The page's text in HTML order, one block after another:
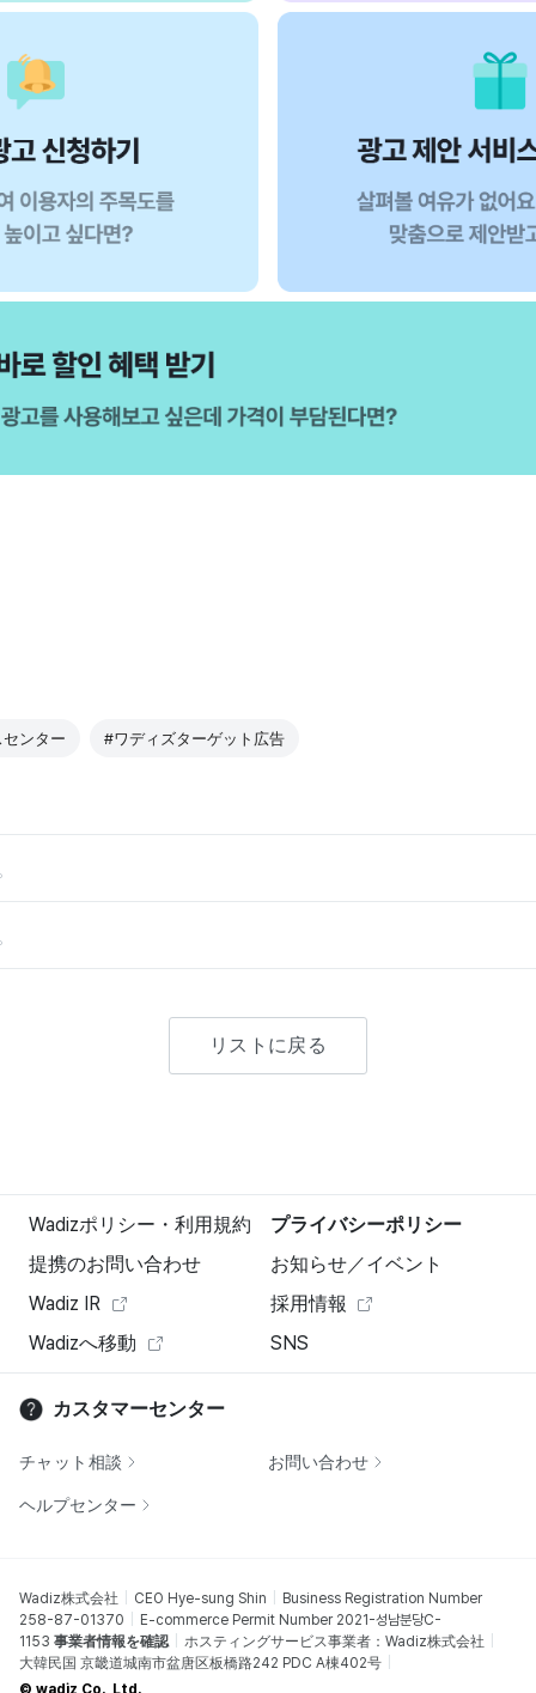
ンター #ワディズターゲット広告
リストに戻る
Wadizポリシー・利用規約
プライバシーポリシー
提携のお問い合わせ
お知らせ／イベント
Wadiz IR
採用情報
Wadizへ移動
SNS
カスタマーセンター
チャット相談 お問い合わせ
ヘルプセンター
Wadiz株式会社 CEO Hye-sung Shin
Business Registration Number
258-87-01370
E-commerce Permit Number 2021-성남분당C-
1153 事業者情報を確認
ホスティングサービス事業者：Wadiz株式会社
大韓民国 京畿道城南市盆唐区板橋路242 PDC A棟402号
© wadiz Co., Ltd.